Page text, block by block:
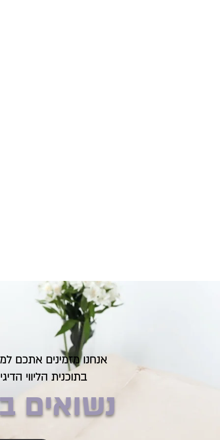
אנחנו מזמינים אתכם
בתוכנית הליווי
נשואים